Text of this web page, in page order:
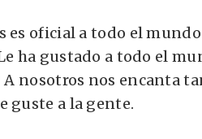
es oficial a todo el mundo
ha gustado a todo el
A nosotros nos encanta
guste a la gente.